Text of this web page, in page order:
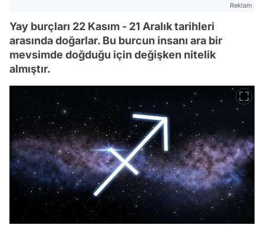
Reklam
Yay burçları 22 Kasım - 21 Aralık tarihleri
arasında doğarlar. Bu burcun insanı ara bir
mevsimde doğduğu için değişken nitelik
almıştır.